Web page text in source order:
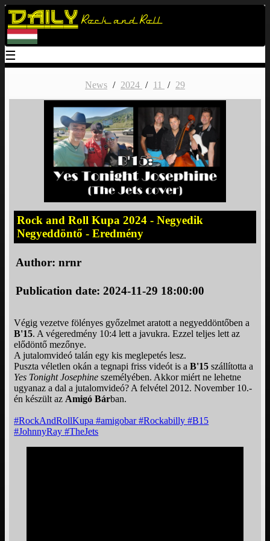
Daily Rock and Roll
☰
News / 2024 / 11 / 29
Rock and Roll Kupa 2024 - Negyedik
Negyeddöntő - Eredmény
Author:nrnr
Publication date: 2024-11-29 18:00:00
Végig vezetve fölényes győzelmet aratott a negyeddöntőben a
B'15. A végeredmény 10:4 lett a javukra. Ezzel teljes lett az
elődöntő mezőnye.
A jutalomvideó talán egy kis meglepetés lesz.
Puszta véletlen okán a tegnapi friss videót is aB'15 szállította a
Yes Tonight Josephine személyében. Akkor miért ne lehetne
ugyanaz a dal a jutalomvideó? A felvétel 2012. November 10.-
én készült az Amigó Bárban.
#RockAndRollKupa#amigobar#Rockabilly#B15
#JohnnyRay#TheJets